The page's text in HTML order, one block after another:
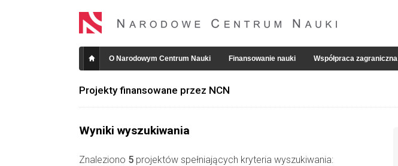
O Narodowym Centrum Nauki Finansowanie nauki Współpraca zagraniczna
Projekty finansowane przez NCN
Wyniki wyszukiwania
Znaleziono 5 projektów spełniających kryteria wyszukiwania: